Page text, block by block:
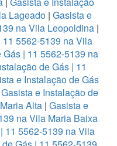
Lageado | Gasista e
na Vila Leopoldina|
5562-5139 na Vila
| 11 5562-5139 na
de Gás | 11
e Instalação de Gás
Gasista e Instalação de
Alta| Gasista e
na Vila Maria Baixa
11 5562-5139 na Vila